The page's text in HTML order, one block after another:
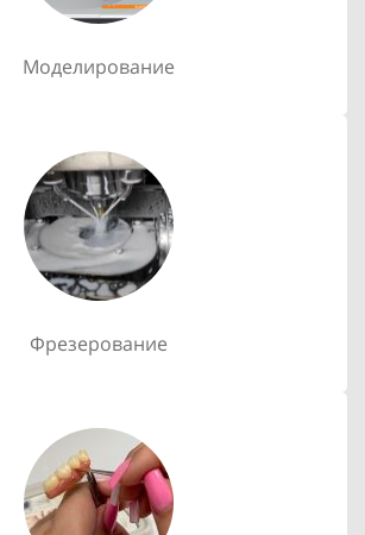
Моделирование
Фрезерование